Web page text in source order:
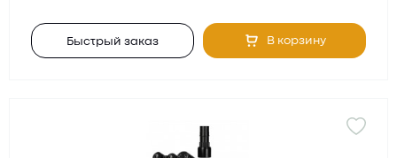
Быстрый заказ В корзину